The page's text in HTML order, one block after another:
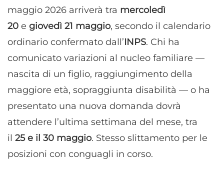
maggio 2026 arriverà tra mercoledì
20 e giovedì 21 maggio, secondo il calendario
ordinario confermato dall’INPS. Chi ha
comunicato variazioni al nucleo familiare —
nascita di un figlio, raggiungimento della
maggiore età, sopraggiunta disabilità — o ha
presentato una nuova domanda dovrà
attendere l’ultima settimana del mese, tra
il 25 e il 30 maggio. Stesso slittamento per le
posizioni con conguagli in corso.